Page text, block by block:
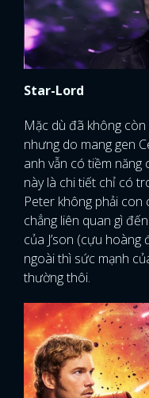
Star-Lord
Mặc dù đã không
nhưng do mang gen
anh vẫn có tiềm năng
này là chi tiết chỉ có
Peter không phải con
chẳng liên quan gì
của J’son (cựu
ngoài thì sức mạnh
thường thôi.